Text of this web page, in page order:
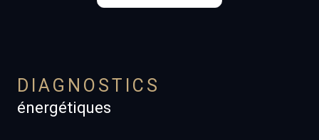
- une salle d'eau avec WC.
DIAGNOSTICS
énergétiques